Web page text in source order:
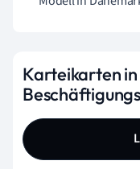
Karteikarten in